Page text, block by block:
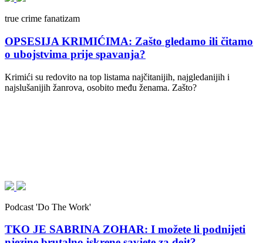
true crime fanatizam
OPSESIJA KRIMIĆIMA: Zašto gledamo ili čitamo
o ubojstvima prije spavanja?
Krimići su redovito na top listama najčitanijih, najgledanijih i
najslušanijih žanrova, osobito među ženama. Zašto?
Podcast 'Do The Work'
TKO JE SABRINA ZOHAR: I možete li podnijeti